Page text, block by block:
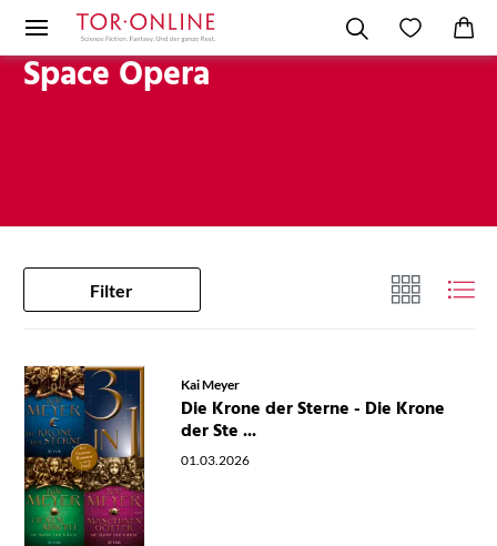
Space Opera
Filter
Kai Meyer
Die Krone der Sterne - Die Krone
der Ste ...
01.03.2026